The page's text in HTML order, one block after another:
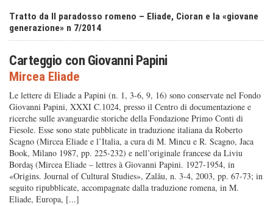
Tratto da Il paradosso romeno – Eliade, Cioran e la «giovane
generazione» n 7/2014
Carteggio con Giovanni Papini
Mircea Eliade
Le lettere di Eliade a Papini (n. 1, 3-6, 9, 16) sono conservate nel Fondo
Giovanni Papini, XXXI C.1024, presso il Centro di documentazione e
ricerche sulle avanguardie storiche della Fondazione Primo Conti di
Fiesole. Esse sono state pubblicate in traduzione italiana da Roberto
Scagno (Mircea Eliade e l’Italia, a cura di M. Mincu e R. Scagno, Jaca
Book, Milano 1987, pp. 225-232) e nell’originale francese da Liviu
Bordaş (Mircea Eliade – lettres à Giovanni Papini. 1927-1954, in
«Origins. Journal of Cultural Studies», Zalău, n. 3-4, 2003, pp. 67-73; in
seguito ripubblicate, accompagnate dalla traduzione romena, in M.
Eliade, Europa, [...]